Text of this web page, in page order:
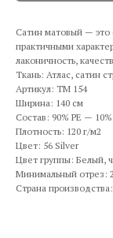
Сатин матовый — это
практичными
лаконичность,
Ткань: Атлас, сатин
Артикул: TM 154
Ширина: 140 см
Состав: 90% PE —
Плотность: 120 г/м2
Цвет: 56 Silver
Цвет группы: Белый,
Минимальный отрез:
Страна